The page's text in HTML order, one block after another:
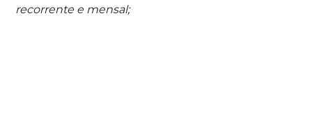
recorrente e mensal;